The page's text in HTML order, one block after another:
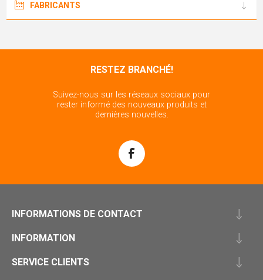
FABRICANTS
RESTEZ BRANCHÉ!
Suivez-nous sur les réseaux sociaux pour
rester informé des nouveaux produits et
dernières nouvelles.
INFORMATIONS DE CONTACT
INFORMATION
SERVICE CLIENTS